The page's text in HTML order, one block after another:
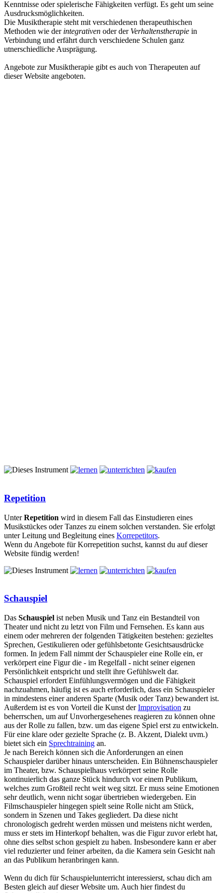
Kenntnisse oder spielerische Fähigkeiten verfügt. Es geht um seine
Ausdrucksmöglichkeiten.
Die Musiktherapie steht mit verschiedenen therapeuthischen
Methoden wie der integrativen oder der Verhaltenstherapie in
Verbindung und erfährt durch verschiedene Schulen ganz
utnerschiedliche Ausprägung.
Angebote zur Musiktherapie gibt es auch von Therapeuten auf
dieser Website angeboten.
Repetition
UnterRepetition wird in diesem Fall das Einstudieren eines
Musikstückes oder Tanzes zu einem solchen verstanden. Sie erfolgt
unter Leitung und Begleitung eines Korrepetitors.
Wenn du Angebote für Korrepetition suchst, kannst du auf dieser
Website fündig werden!
Schauspiel
Das Schauspiel ist neben Musik und Tanz ein Bestandteil von
Theater und nicht zu letzt von Film und Fernsehen. Es kann aus
einem oder mehreren der folgenden Tätigkeiten bestehen: gezieltes
Sprechen, Gestikulieren oder gefühlsbetonte Gesichtsausdrücke
formen. In jedem Fall nimmt der Schauspieler eine Rolle ein, er
verkörpert eine Figur die - im Regelfall - nicht seiner eigenen
Persönlichkeit entspricht und stellt ihre Gefühlswelt dar.
Schauspiel erfordert Einfühlungsvermögen und die Fähigkeit
nachzuahmen, häufig ist es auch erforderlich, dass ein Schauspieler
in mindestens einer anderen Sparte (Musik oder Tanz) bewandert ist.
Außerdem ist es von Vorteil die Kunst derImprovisation zu
beherrschen, um auf Unvorhergesehenes reagieren zu können ohne
aus der Rolle zu fallen, bzw. um das eigene Spiel erst zu entwickeln.
Für eine klare oder gezielte Sprache (z. B. Akzent, Dialekt uvm.)
bietet sich ein Sprechtraining an.
Je nach Bereich können sich die Anforderungen an einen
Schauspieler darüber hinaus unterscheiden. Ein Bühnenschauspieler
im Theater, bzw. Schauspielhaus verkörpert seine Rolle
kontinuierlich das ganze Stück hindurch vor einem Publikum,
welches zum Großteil recht weit weg sitzt. Er muss seine Emotionen
sehr deutlich, wenn nicht sogar übertrieben wiedergeben. Ein
Filmschauspieler hingegen spielt seine Rolle nicht am Stück,
sondern in Szenen und Takes gegliedert. Da diese nicht
chronologisch gedreht werden müssen und meistens nicht werden,
muss er stets im Hinterkopf behalten, was die Figur zuvor erlebt hat,
ohne dies selbst schon gespielt zu haben. Insbesondere kann er aber
viel reduzierter und feiner arbeiten, da die Kamera sein Gesicht nah
an das Publikum heranbringen kann.
Wenn du dich für Schauspielunterricht interessierst, schau dich am
Besten gleich auf dieser Website um. Auch hier findest du